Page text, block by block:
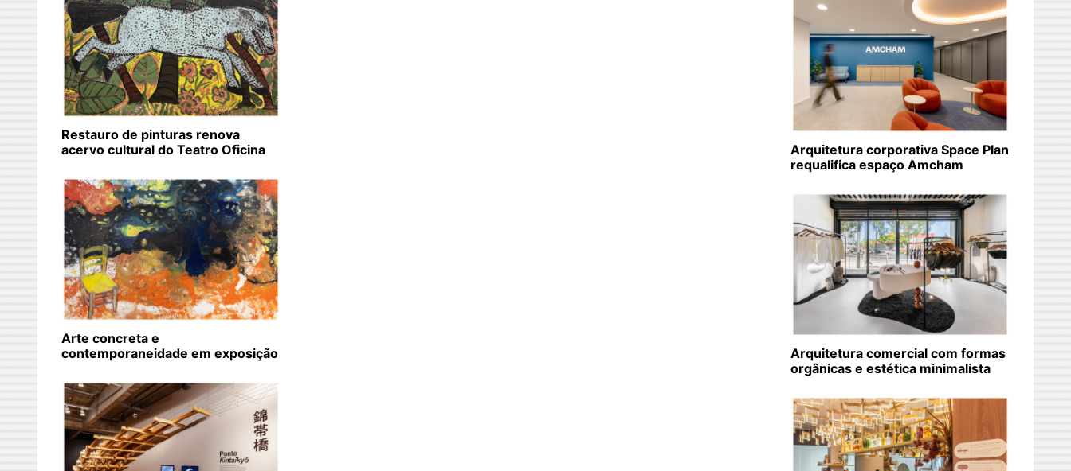
Restauro de pinturas renova
acervo cultural do Teatro Oficina
Arte concreta e
contemporaneidade em exposição
Arquitetura corporativa Space Plan
requalifica espaço Amcham
Arquitetura comercial com formas
orgânicas e estética minimalista